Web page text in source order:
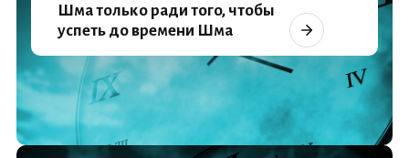
Шма только ради того, чтобы
успеть до времени Шма